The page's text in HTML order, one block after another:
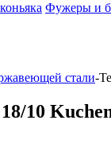
Фужеры и
стали-
10